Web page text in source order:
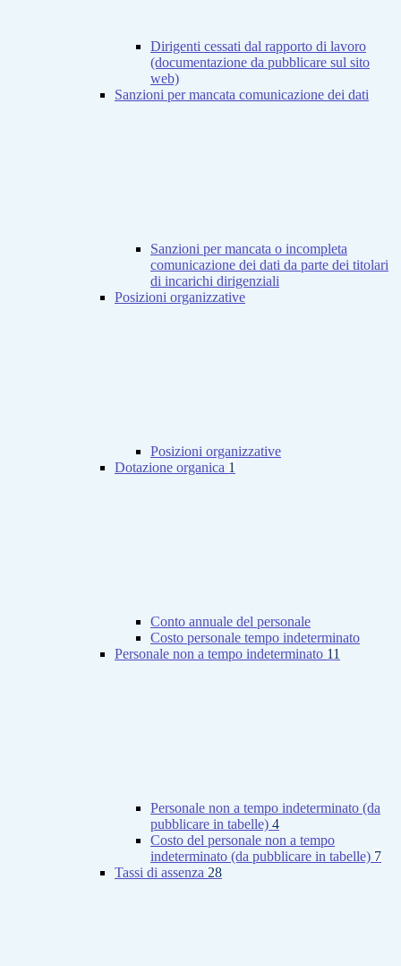
Dirigenti cessati dal rapporto di lavoro
(documentazione da pubblicare sul sito
web)
Sanzioni per mancata comunicazione dei dati
Sanzioni per mancata o incompleta
comunicazione dei dati da parte dei titolari
di incarichi dirigenziali
Posizioni organizzative
Posizioni organizzative
Dotazione organica 1
Conto annuale del personale
Costo personale tempo indeterminato
Personale non a tempo indeterminato 11
Personale non a tempo indeterminato (da
pubblicare in tabelle) 4
Costo del personale non a tempo
indeterminato (da pubblicare in tabelle) 7
Tassi di assenza 28